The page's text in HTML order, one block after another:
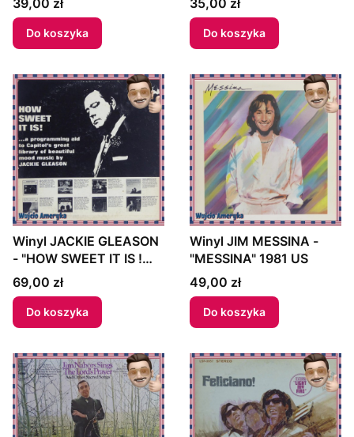
39,00 zł
Do koszyka
BAND POLKAS ON
PARADE" 1962 US
35,00 zł
Do koszyka
Winyl JACKIE GLEASON
- "HOW SWEET IT IS !
...A PROGRAMMING AID
TO CAPITOL'S GREAT
LIBRARY OF BEAUTIFUL
MOOD MUSIC BY
US
Cena
69,00 zł
Do koszyka
Winyl JIM MESSINA -
"MESSINA" 1981 US
Cena
49,00 zł
Do koszyka